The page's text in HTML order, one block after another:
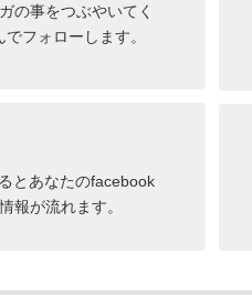
の事をつぶやいてく
フォローします。
とあなたのfacebook
報が流れます。